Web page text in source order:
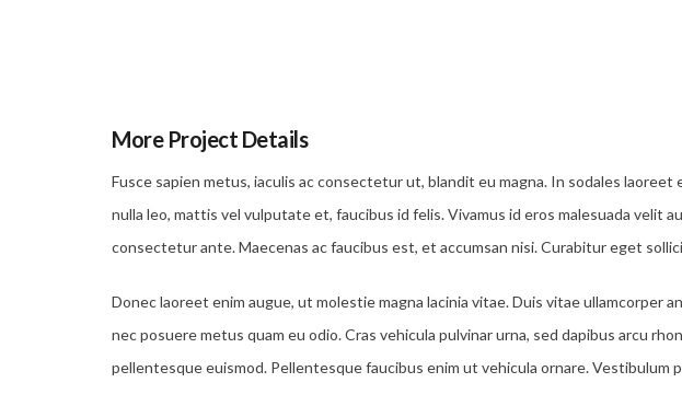
More Project Details
Fusce sapien metus, iaculis ac consectetur ut, blandit eu magna. In sodales
nulla leo, mattis vel vulputate et, faucibus id felis. Vivamus id eros malesuada velit
consectetur ante. Maecenas ac faucibus est, et accumsan nisi. Curabitur eget
Donec laoreet enim augue, ut molestie magna lacinia vitae. Duis vitae ullamcorper
nec posuere metus quam eu odio. Cras vehicula pulvinar urna, sed dapibus arcu
pellentesque euismod. Pellentesque faucibus enim ut vehicula ornare.